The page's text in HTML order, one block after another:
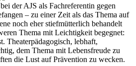
der AJS als Fachreferentin gegen
– zu einer Zeit als das Thema auf
noch eher stiefmütterlich behandelt
Thema mit Leichtigkeit begegnet:
Theaterpädagogisch, lebhaft,
dem Thema mit Lebensfreude zu
die Lust auf Prävention zu wecken.